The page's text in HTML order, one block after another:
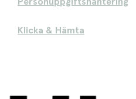
Personuppgiftshantering
Klicka & Hämta